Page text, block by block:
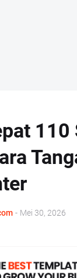
- Mei 30, 2026